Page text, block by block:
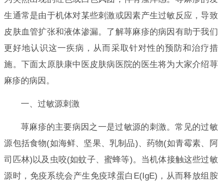
生通常是由于机体对某些刺激或因素产生过敏反应，导致
皮肤血管扩张和液体渗漏。了解荨麻疹的病因有助于我们
更好地认识这一疾病，从而采取针对性的预防和治疗措
施。下面太原肤康中医皮肤病医院的医生将为大家介绍荨
麻疹的病因。
一、过敏源刺激
荨麻疹的主要病因之一是过敏源的刺激。常见的过敏
源包括食物(如海鲜、坚果、乳制品)、药物(如青霉素、阿
司匹林)以及虫咬(如蚊子、蜜蜂等)。当机体接触这些过敏
源时，免疫系统会产生免疫球蛋白E(IgE)，从而释放组胺